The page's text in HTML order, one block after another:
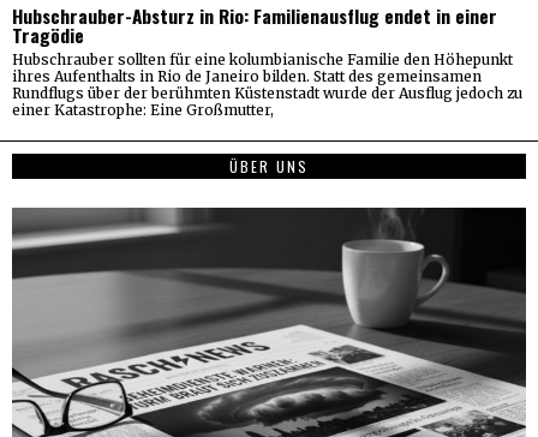
Hubschrauber-Absturz in Rio: Familienausflug endet in einer
Tragödie
Hubschrauber sollten für eine kolumbianische Familie den Höhepunkt
ihres Aufenthalts in Rio de Janeiro bilden. Statt des gemeinsamen
Rundflugs über der berühmten Küstenstadt wurde der Ausflug jedoch zu
einer Katastrophe: Eine Großmutter,
ÜBER UNS